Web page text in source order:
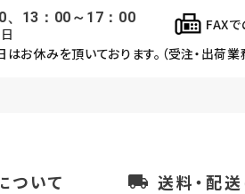
、13：00～17：00
FAX
はお休みを頂いております。（受注・出荷
ついて local_shipping 送料・配